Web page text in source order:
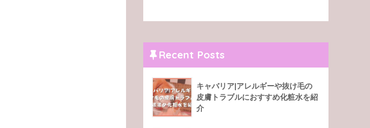
Recent Posts
キャバリア|アレルギーや抜け毛の
皮膚トラブルにおすすめ化粧水を紹
介